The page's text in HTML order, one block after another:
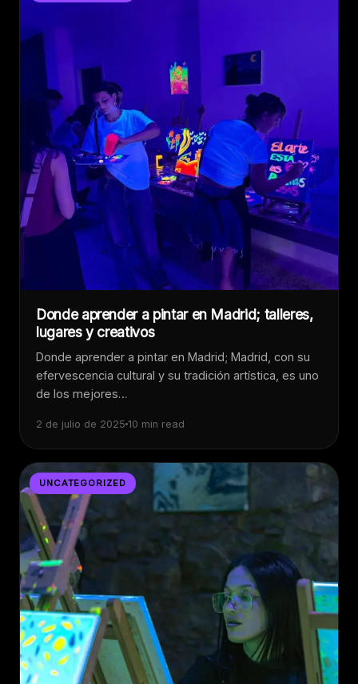
Donde aprender a pintar en Madrid; talleres,
lugares y creativos
Donde aprender a pintar en Madrid; Madrid, con su
efervescencia cultural y su tradición artística, es uno
de los mejores…
2 de julio de 2025 10 min read
UNCATEGORIZED